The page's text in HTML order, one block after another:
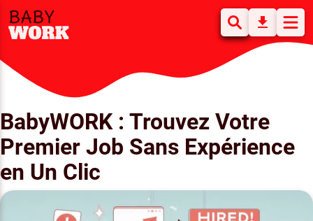
BabyWORK : Trouvez Votre
Premier Job Sans Expérience
en Un Clic